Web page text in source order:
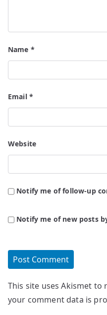
Name *
Email *
Website
Notify me of follow-up
Notify me of new posts
This site uses Akismet to
your comment data is